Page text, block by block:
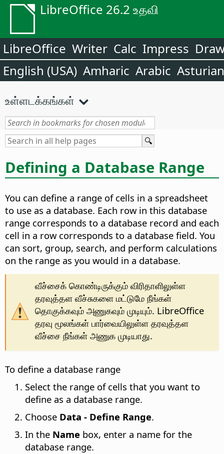
LibreOffice 26.2 உதவி
LibreOffice Writer Calc Impress
English (USA) Amharic Arabic Asturian
உள்ளடக்கங்கள்
Defining a Database Range
You can define a range of cells in a spreadsheet
to use as a database. Each row in this database
range corresponds to a database record and each
cell in a row corresponds to a database field. You
can sort, group, search, and perform calculations
on the range as you would in a database.
வீச்சைக் கொண்டிருக்கும் விரிதாளிலுள்ள
தரவுத்தள வீச்சுகளை மட்டுமே நீங்கள்
தொகுக்கவும் அணுகவும் முடியும். LibreOffice
தரவு மூலங்கள் பார்வையிலுள்ள தரவுத்தள
வீச்சை நீங்கள் அணுக முடியாது.
To define a database range
Select the range of cells that you want to
define as a database range.
Choose Data - Define Range.
In the Name box, enter a name for the
database range.